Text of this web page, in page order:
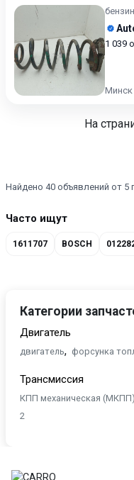
1 039
Минск
На
Найдено 40 объявлений от 5
Часто ищут
1611707 BOSCH
Категории
Двигатель
двигатель, форсунка
Трансмиссия
КПП механическая (МКПП)
2